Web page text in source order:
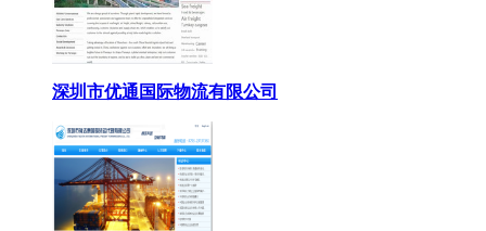
深圳市优通国际物流有限公司